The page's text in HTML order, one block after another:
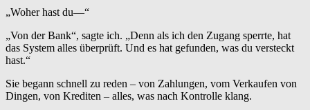
„Woher hast du—“
„Von der Bank“, sagte ich. „Denn als ich den Zugang sperrte, hat
das System alles überprüft. Und es hat gefunden, was du versteckt
hast.“
Sie begann schnell zu reden – von Zahlungen, vom Verkaufen von
Dingen, von Krediten – alles, was nach Kontrolle klang.